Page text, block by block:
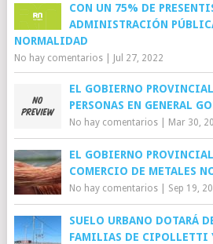
CON UN 75% DE
ADMINISTRACIÓN
NORMALIDAD
No hay comentarios| Jul 27, 2022
EL GOBIERNO
PERSONAS EN GENERAL
No hay comentarios| Mar 30,
EL GOBIERNO
COMERCIO DE METALES
No hay comentarios| Sep 19,
SUELO URBANO DOTARÁ
FAMILIAS DE CIPOLLETTI